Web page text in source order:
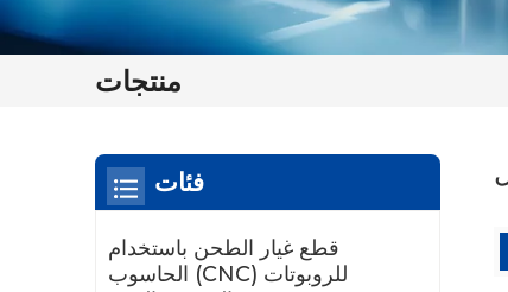
منتجات
فئات
قطع غيار الطحن باستخدام
الحاسوب (CNC) للروبوتات